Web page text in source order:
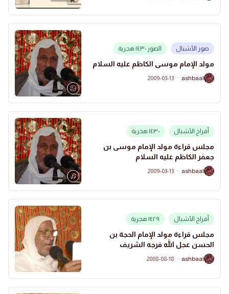
صور الأشبال الصور ١٤٣٠ هجرية
مولد الإمام موسى الكاظم عليه السلام
A
ashbaal
·
2009-03-13
أفراح الأشبال ١٤٣٠ هجرية
مجلس قراءة مولد الإمام موسى بن
جعفر الكاظم عليه السلام
A
ashbaal
·
2009-03-13
أفراح الأشبال ١٤٢٩ هجرية
مجلس قراءة مولد الإمام الحجة بن
الحسن عجل الله فرجه الشريف
A
ashbaal
·
2008-08-18